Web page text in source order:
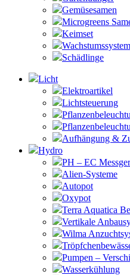
Gemüsesamen
Microgreens
Keimset
Schädlinge
Licht
Elektroartikel
Lichtsteuerung
Aufhängung &
Hydro
PH – EC
Alien-Systeme
Autopot
Oxypot
Terra Aquatica
Vertikale
Wilma
Pumpen –
Wasserkühlung